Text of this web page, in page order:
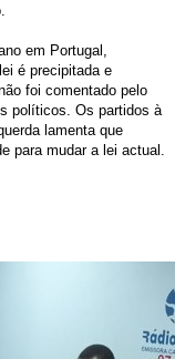
em Portugal,
é precipitada e
foi comentado pelo
políticos. Os partidos à
lamenta que
para mudar a lei actual.